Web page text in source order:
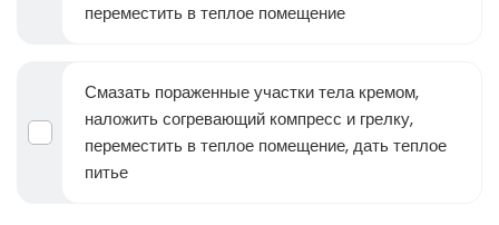
переместить в теплое помещение
Смазать пораженные участки тела кремом,
наложить согревающий компресс и грелку,
переместить в теплое помещение, дать теплое
питье